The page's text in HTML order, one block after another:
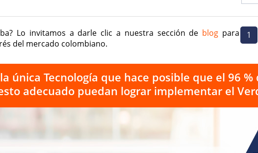
1
Lo invitamos a darle clic a nuestra sección de blog para
del mercado colombiano.
única Tecnología que hace posible que el 96
adecuado puedan lograr implementar el